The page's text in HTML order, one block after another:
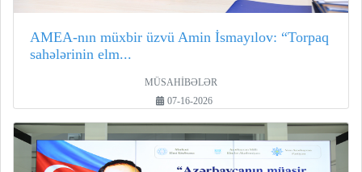
AMEA-nın müxbir üzvü Amin İsmayılov: “Torpaq
sahələrinin elm...
MÜSAHİBƏLƏR
07-16-2026